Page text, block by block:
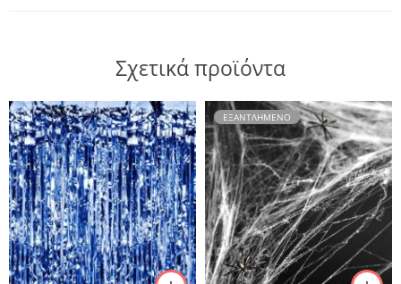
Σχετικά προϊόντα
ΕΞΑΝΤΛΗΜΈΝΟ